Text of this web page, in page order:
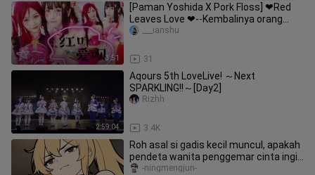
3:51
[Paman Yoshida X Pork Floss] ❤Red
Leaves Love ❤--Kembalinya orang
hilang!
31
___ianshu
2:59:04
Aqours 5th LoveLive! ～Next
SPARKLING!!～[Day2]
3.4K
Rizhh
Roh asal si gadis kecil muncul, apakah
pendeta wanita penggemar cinta ingin
menjadi pasangan sejalan
-ningmengjun-